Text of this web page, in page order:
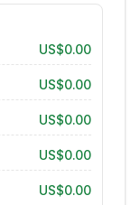
US$0.00
US$0.00
US$0.00
US$0.00
US$0.00